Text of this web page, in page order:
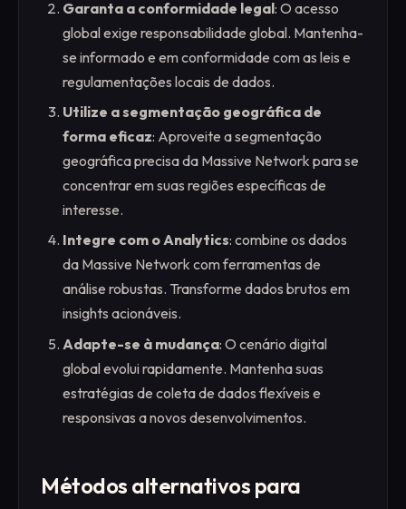
Garanta a conformidade legal: O acesso
global exige responsabilidade global. Mantenha-
se informado e em conformidade com as leis e
regulamentações locais de dados.
Utilize a segmentação geográfica de
forma eficaz: Aproveite a segmentação
geográfica precisa da Massive Network para se
concentrar em suas regiões específicas de
interesse.
Integre com o Analytics: combine os dados
da Massive Network com ferramentas de
análise robustas. Transforme dados brutos em
insights acionáveis.
Adapte-se à mudança: O cenário digital
global evolui rapidamente. Mantenha suas
estratégias de coleta de dados flexíveis e
responsivas a novos desenvolvimentos.
Métodos alternativos para